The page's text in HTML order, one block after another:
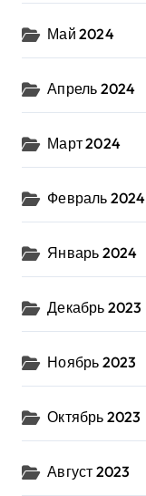
Май 2024
Апрель 2024
Март 2024
Февраль 2024
Январь 2024
Декабрь 2023
Ноябрь 2023
Октябрь 2023
Август 2023